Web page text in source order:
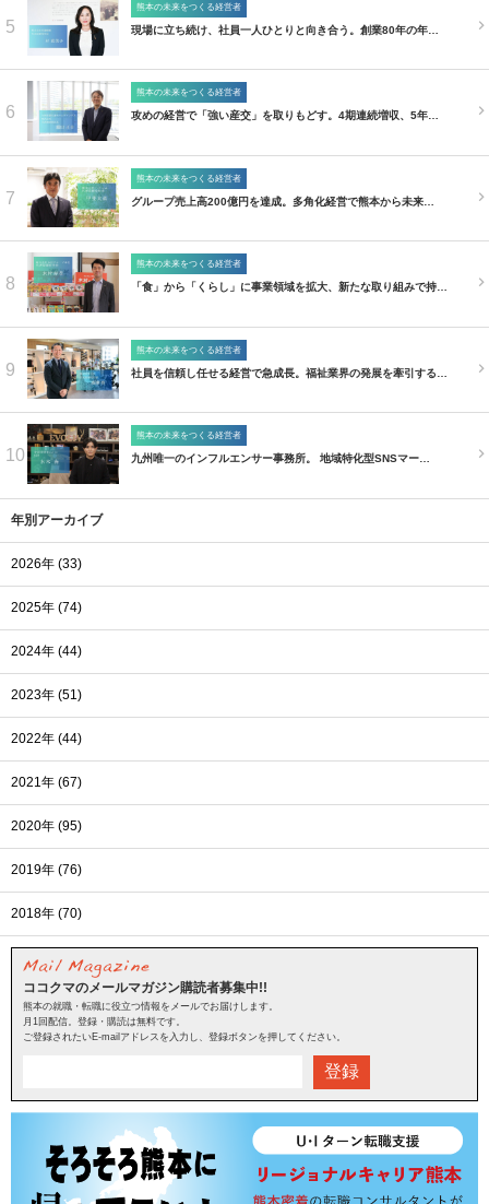
5
熊本の未来をつくる経営者
現場に立ち続け、社員一人ひとりと向き合う。創業80年の年…
6
熊本の未来をつくる経営者
攻めの経営で「強い産交」を取りもどす。4期連続増収、5年…
7
熊本の未来をつくる経営者
グループ売上高200億円を達成。多角化経営で熊本から未来…
8
熊本の未来をつくる経営者
「食」から「くらし」に事業領域を拡大、新たな取り組みで持…
9
熊本の未来をつくる経営者
社員を信頼し任せる経営で急成長。福祉業界の発展を牽引する…
10
熊本の未来をつくる経営者
九州唯一のインフルエンサー事務所。 地域特化型SNSマー…
年別アーカイブ
2026年 (33)
2025年 (74)
2024年 (44)
2023年 (51)
2022年 (44)
2021年 (67)
2020年 (95)
2019年 (76)
2018年 (70)
ココクマのメールマガジン購読者募集中!!
熊本の就職・転職に役立つ情報をメールでお届けします。
月1回配信。登録・購読は無料です。
ご登録されたいE-mailアドレスを入力し、登録ボタンを押してください。
登録